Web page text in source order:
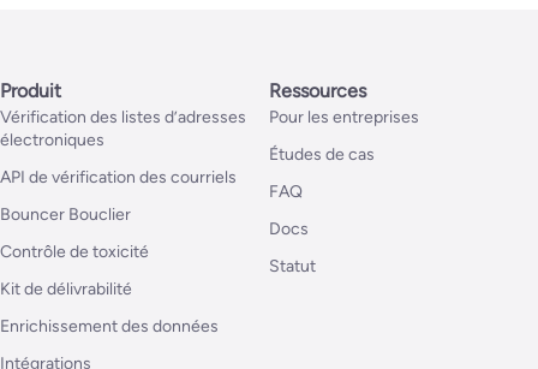
Produit
Vérification des listes d’adresses
électroniques
API de vérification des courriels
Bouncer Bouclier
Contrôle de toxicité
Kit de délivrabilité
Enrichissement des données
Intégrations
Ressources
Pour les entreprises
Études de cas
FAQ
Docs
Statut